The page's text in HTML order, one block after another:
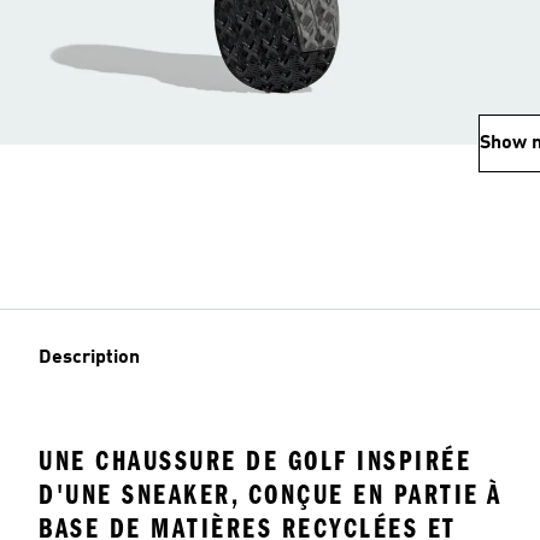
Show
Description
UNE CHAUSSURE DE GOLF INSPIRÉE
D'UNE SNEAKER, CONÇUE EN PARTIE À
BASE DE MATIÈRES RECYCLÉES ET